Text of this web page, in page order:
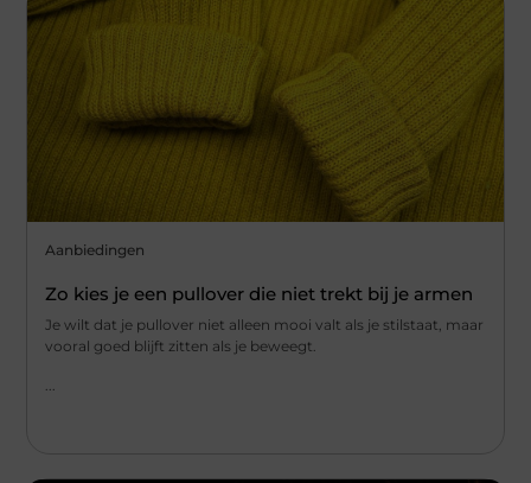
Aanbiedingen
Zo kies je een pullover die niet trekt bij je armen
Je wilt dat je pullover niet alleen mooi valt als je stilstaat, maar
vooral goed blijft zitten als je beweegt.